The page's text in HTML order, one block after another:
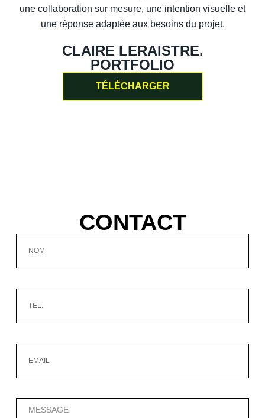
une collaboration sur mesure, une intention visuelle et
une réponse adaptée aux besoins du projet.
CLAIRE LERAISTRE.
PORTFOLIO
TÉLÉCHARGER
CONTACT